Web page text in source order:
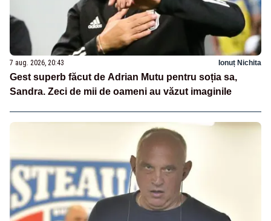
7 aug. 2026, 20:43 Ionuț Nichita
Gest superb făcut de Adrian Mutu pentru soția sa,
Sandra. Zeci de mii de oameni au văzut imaginile